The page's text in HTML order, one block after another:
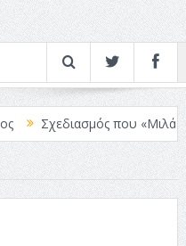
Σχεδιασμός που «Μιλάει»